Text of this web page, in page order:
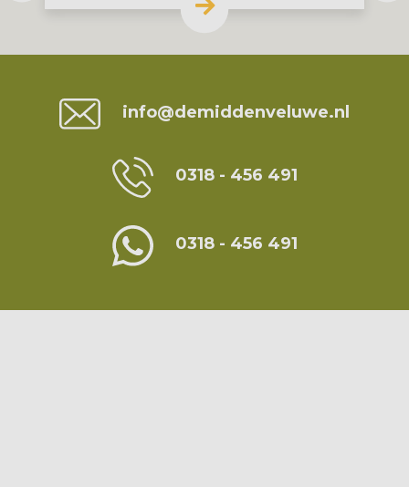
info@demiddenveluwe.nl
0318 - 456 491
0318 - 456 491